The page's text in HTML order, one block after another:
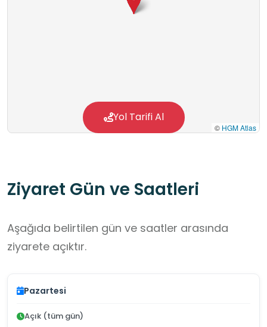
© HGM Atlas
Yol Tarifi Al
Ziyaret Gün ve Saatleri
Aşağıda belirtilen gün ve saatler arasında
ziyarete açıktır.
Pazartesi
Açık (tüm gün)